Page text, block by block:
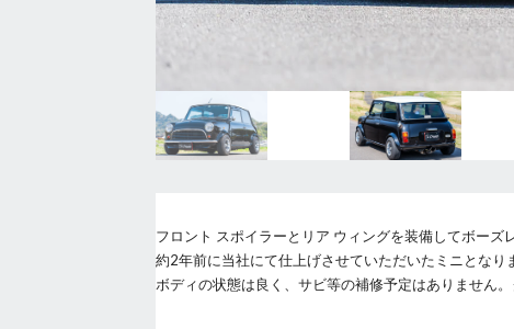
フロント スポイラーとリア ウィングを装備してボー
約2年前に当社にて仕上げさせていただいたミニとな
ボディの状態は良く、サビ等の補修予定はありません